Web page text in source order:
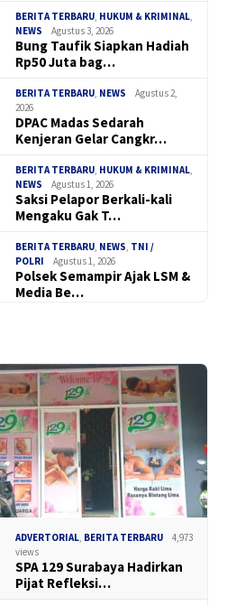
BERITA TERBARU HUKUM & KRIMINAL
NEWS
Agustus 3, 2026
Bung Taufik Siapkan Hadiah
Rp50 Juta bag…
BERITA TERBARU NEWS
Agustus 2,
2026
DPAC Madas Sedarah
Kenjeran Gelar Cangkr…
BERITA TERBARU HUKUM & KRIMINAL
NEWS
Agustus 1, 2026
Saksi Pelapor Berkali-kali
Mengaku Gak T…
BERITA TERBARU NEWS TNI /
POLRI
Agustus 1, 2026
Polsek Semampir Ajak LSM &
Media Be…
ADVERTORIAL BERITA TERBARU
4,973
views
SPA 129 Surabaya Hadirkan
Pijat Refleksi…